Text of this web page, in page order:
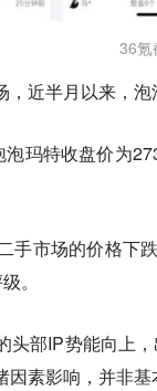
36氪
近半月以来，泡
玛特收盘价为
手市场的价格下
。
头部IP势能向上
素影响，并非基